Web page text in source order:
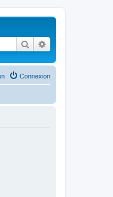
Rechercher
Connexion